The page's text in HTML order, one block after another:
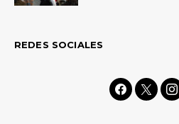
REDES SOCIALES